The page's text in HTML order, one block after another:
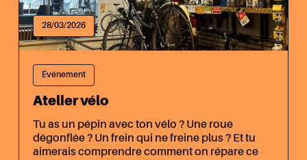
28/03/2026
Événement
Atelier vélo
Tu as un pépin avec ton vélo ? Une roue
dégonflée ? Un frein qui ne freine plus ? Et tu
aimerais comprendre comment on répare ce